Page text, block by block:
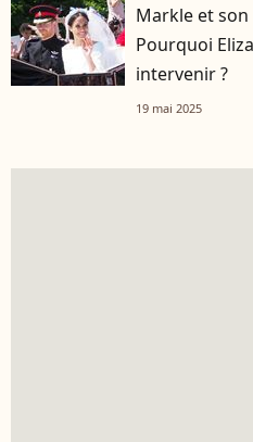
Markle et son
Pourquoi
intervenir ?
19 mai 2025